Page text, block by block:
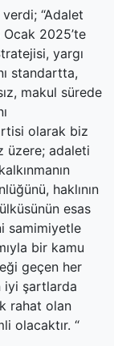
“Adalet
Ocak 2025’te
yargı
standartta,
makul sürede
olarak biz
üzere; adaleti
haklının
esas
samimiyetle
bir kamu
geçen her
iyi şartlarda
rahat olan
olacaktır. “